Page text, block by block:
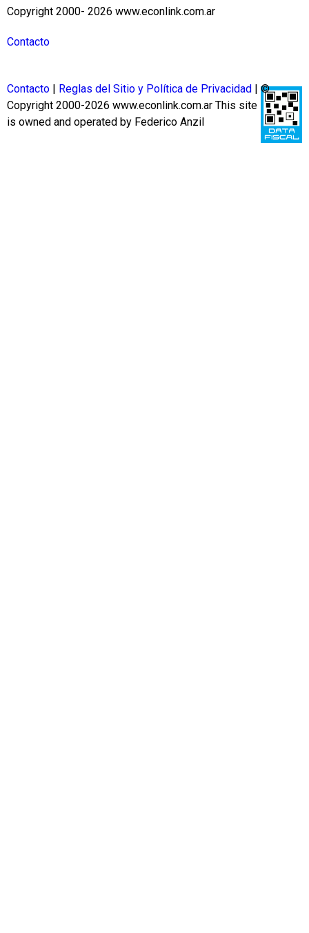
Copyright 2000- 2026 www.econlink.com.ar
Contacto
Contacto Reglas del Sitio y Política de Privacidad
| ©
Copyright 2000-2026 www.econlink.com.ar This site
is owned and operated by Federico Anzil